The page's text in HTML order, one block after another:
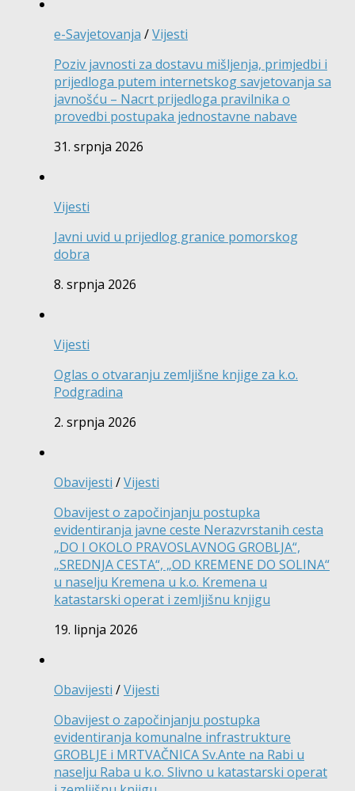
e-Savjetovanja /Vijesti
Poziv javnosti za dostavu mišljenja, primjedbi i
prijedloga putem internetskog savjetovanja sa
javnošću – Nacrt prijedloga pravilnika o
provedbi postupaka jednostavne nabave
31. srpnja 2026
Vijesti
Javni uvid u prijedlog granice pomorskog
dobra
8. srpnja 2026
Vijesti
Oglas o otvaranju zemljišne knjige za k.o.
Podgradina
2. srpnja 2026
Obavijesti /Vijesti
Obavijest o započinjanju postupka
evidentiranja javne ceste Nerazvrstanih cesta
„DO I OKOLO PRAVOSLAVNOG GROBLJA“,
„SREDNJA CESTA“, „OD KREMENE DO SOLINA“
u naselju Kremena u k.o. Kremena u
katastarski operat i zemljišnu knjigu
19. lipnja 2026
Obavijesti /Vijesti
Obavijest o započinjanju postupka
evidentiranja komunalne infrastrukture
GROBLJE i MRTVAČNICA Sv.Ante na Rabi u
naselju Raba u k.o. Slivno u katastarski operat